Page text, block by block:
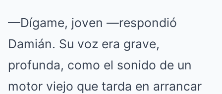
—Dígame, joven —respondió
Damián. Su voz era grave,
profunda, como el sonido de un
motor viejo que tarda en arrancar